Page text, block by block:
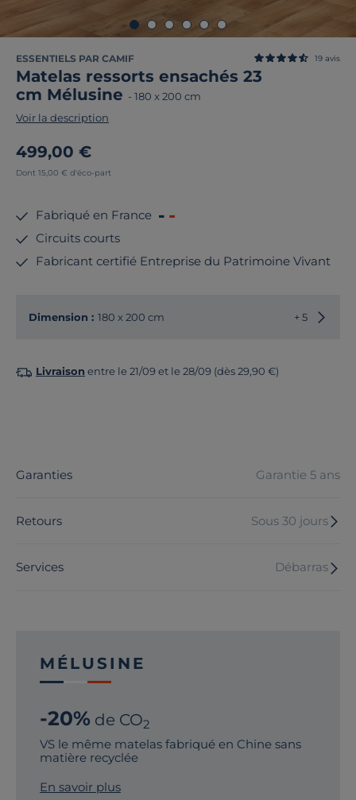
ESSENTIELS PAR CAMIF
Matelas ressorts ensachés 23
cm Mélusine - 180 x 200 cm
19 avis
Voir la description
499,00 €
Dont 15,00 € d'éco-part
Fabriqué en France
Circuits courts
Fabricant certifié Entreprise du Patrimoine Vivant
Dimension : 180 x 200 cm + 5
Livraison entre le 21/09 et le 28/09 (dès 29,90 €)
Garanties Garantie 5 ans
Retours Sous 30 jours
Services Débarras
MÉLUSINE
-20% de CO2
VS le même matelas fabriqué en Chine sans
matière recyclée
En savoir plus